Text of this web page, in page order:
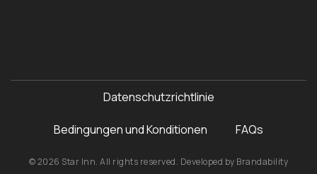
Datenschutzrichtlinie
Bedingungen und Konditionen FAQs
© 2026 Star Inn. All rights reserved. Developed by Brandability